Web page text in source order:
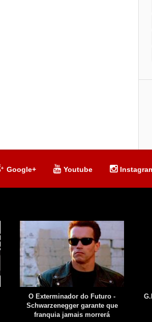
Google+ Youtube
O Exterminador do Futuro -
Schwarzenegger garante que
franquia jamais morrerá